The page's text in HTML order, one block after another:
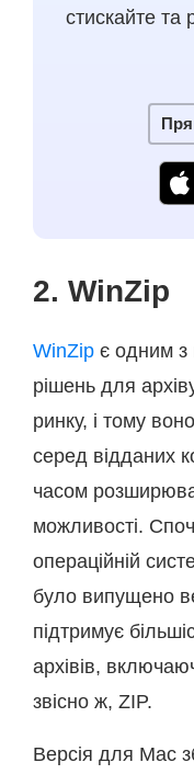
стискайте та
2. WinZip
WinZip є одним з
рішень для
ринку, і тому
серед відданих
часом
можливості.
операційній
було випущено
підтримує
архівів,
звісно ж, ZIP.
Версія для Mac